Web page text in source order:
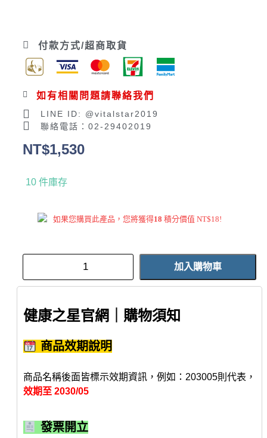
付款方式/超商取貨
如有相關問題請聯絡我們
LINE ID: @vitalstar2019
聯絡電話：02-29402019
NT$1,530
10 件庫存
如果您購買此產品，您將獲得18 積分價值 NT$18!
加入購物車
健康之星官網｜購物須知
商品效期說明
商品名稱後面皆標示效期資訊，例如：203005則代表，
效期至 2030/05
發票開立